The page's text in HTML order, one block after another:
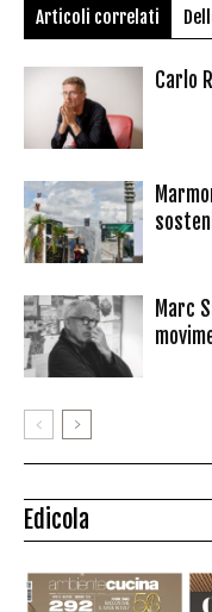
Articoli correlati
Carlo
Marc
Edicola